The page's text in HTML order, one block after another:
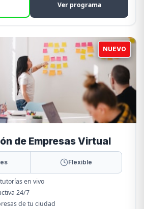
Ver programa
NUEVO
de Empresas Virtual
Flexible
en vivo
24/7
de tu ciudad